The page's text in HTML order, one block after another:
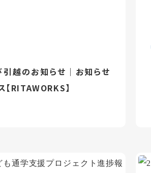
越のお知らせ｜お知らせ
【RITAWORKS】